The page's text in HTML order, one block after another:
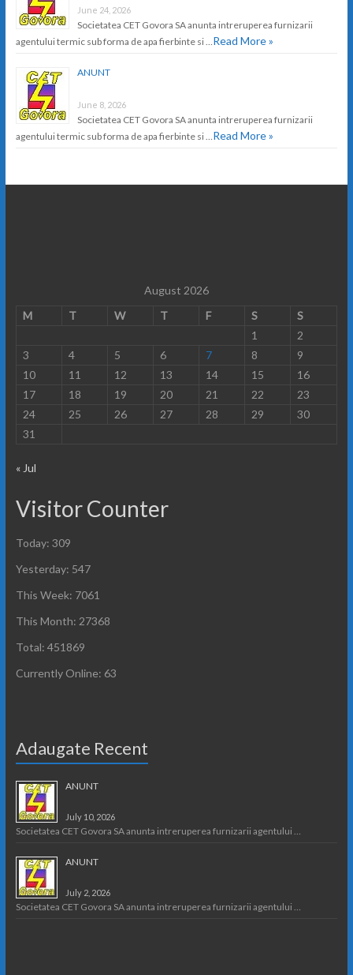
June 24, 2026
Societatea CET Govora SA anunta intreruperea furnizarii
agentului termic sub forma de apa fierbinte si … Read More »
ANUNT
June 8, 2026
Societatea CET Govora SA anunta intreruperea furnizarii
agentului termic sub forma de apa fierbinte si … Read More »
August 2026
M
T W T F S
S
1
2
3
4 5 6 7 8
9
10
11 12 13 14 15
16
17
18 19 20 21 22
23
24
25 26 27 28 29
30
31
« Jul
Visitor Counter
Today: 309
Yesterday: 547
This Week: 7061
This Month: 27368
Total: 451869
Currently Online: 63
Adaugate Recent
ANUNT
July 10, 2026
Societatea CET Govora SA anunta intreruperea furnizarii agentului …
ANUNT
July 2, 2026
Societatea CET Govora SA anunta intreruperea furnizarii agentului …